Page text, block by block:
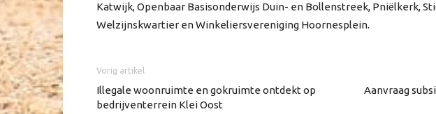
Katwijk, Openbaar Basisonderwijs Duin- en Bollenstreek, Pniëlkerk,
Welzijnskwartier en Winkeliersvereniging Hoornesplein.
Vorig artikel
Illegale woonruimte en gokruimte ontdekt op
bedrijventerrein Klei Oost
Aanvraag